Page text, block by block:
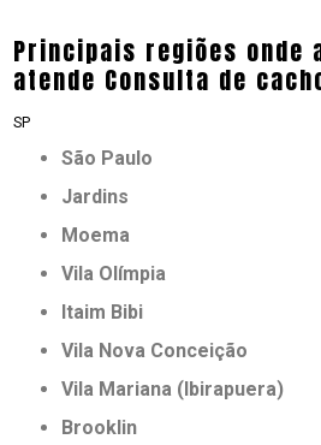
Principais regiões onde
atende Consulta de
SP
São Paulo
Jardins
Moema
Vila Olímpia
Itaim Bibi
Vila Nova Conceição
Vila Mariana (Ibirapuera)
Brooklin